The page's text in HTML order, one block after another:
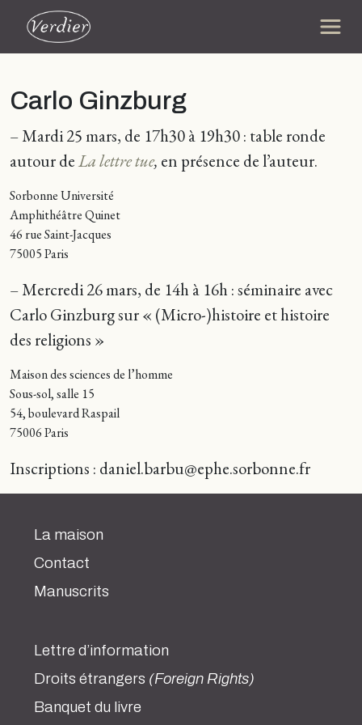
Carlo Ginzburg
– Mardi 25 mars, de 17h30 à 19h30 : table ronde
autour deLa lettre tue, en présence de l’auteur.
Sorbonne Université
Amphithéâtre Quinet
46 rue Saint-Jacques
75005 Paris
– Mercredi 26 mars, de 14h à 16h : séminaire avec
Carlo Ginzburg sur « (Micro-)histoire et histoire
des religions »
Maison des sciences de l’homme
Sous-sol, salle 15
54, boulevard Raspail
75006 Paris
Inscriptions : daniel.barbu@ephe.sorbonne.fr
La maison
Contact
Manuscrits
Lettre d’information
Droits étrangers (Foreign Rights)
Banquet du livre